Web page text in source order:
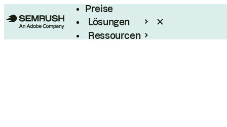
Preise
Lösungen
Ressourcen